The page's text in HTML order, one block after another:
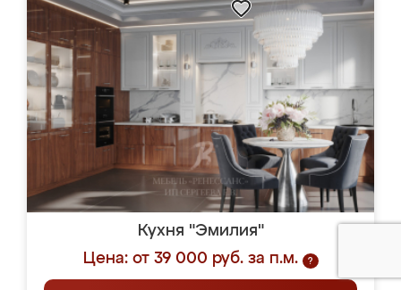
Кухня "Эмилия"
Цена: от 39 000 руб. за п.м.
?